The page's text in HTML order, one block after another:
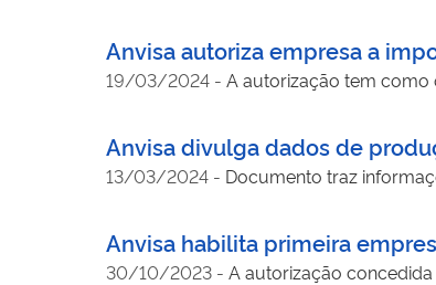
Anvisa autoriza empresa a
19/03/2024 - A autorização tem como
Anvisa divulga dados de
13/03/2024 - Documento traz
Anvisa habilita primeira
30/10/2023 - A autorização